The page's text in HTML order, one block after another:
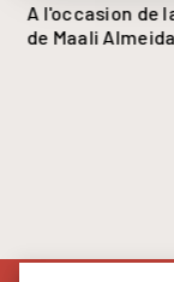
A l'occasion de
de Maali